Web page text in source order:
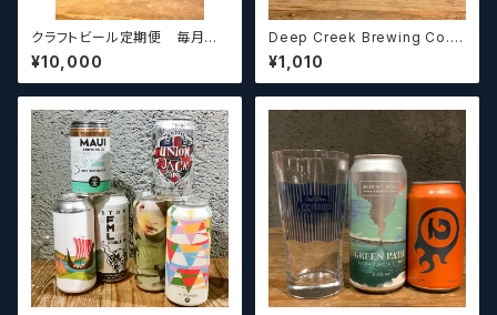
クラフトビール定期便 毎月厳
選したクラフトビールをお届けし
ます。（10本～12本）
¥10,000
Deep Creek Brewing Co. L
upulin Effect ディープクリ
ーク ルプリン エフェクト
¥1,010